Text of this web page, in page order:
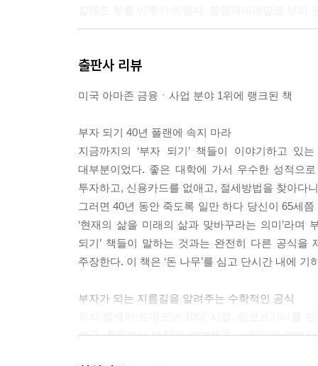
출판사 리뷰
미국 아마존 금융ㆍ사업 분야 1위에 랭크된 책
부자 되기 40년 플랜에 속지 마라
지금까지의 ‘부자 되기’ 책들이 이야기하고
대부분이었다. 좋은 대학에 가서 우수한 성적으
투자하고, 신용카드를 없애고, 절세방법을 찾아
그러면 40년 동안 죽도록 일만 하다 당신이 65세
‘현재의 삶을 미래의 삶과 맞바꾸라는 의미’라며
되기’ 책들이 말하는 것과는 완전히 다른 공식
주장한다. 이 책은 ‘돈 나무’를 심고 단시간 내에
부자가 되는 지름길을 알려주는 수학적인 공식
결국 ‘추월차선 법칙’을 발견했고, 자기만의 방